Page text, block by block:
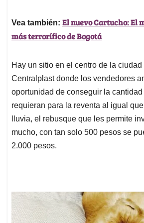
Vea también: El nuevo Cartucho: El
más terrorífico de Bogotá
Hay un sitio en el centro de la
Centralplast donde los vendedores
oportunidad de conseguir la
requieran para la reventa al igual
lluvia, el rebusque que les permite
mucho, con tan solo 500 pesos se
2.000 pesos.